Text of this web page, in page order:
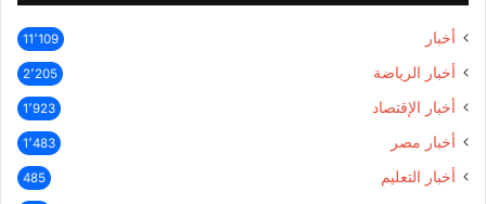
أخبار 11٬109
أخبار الرياضة 2٬205
أخبار الإقتصاد 1٬923
أخبار مصر 1٬483
أخبار التعليم 485